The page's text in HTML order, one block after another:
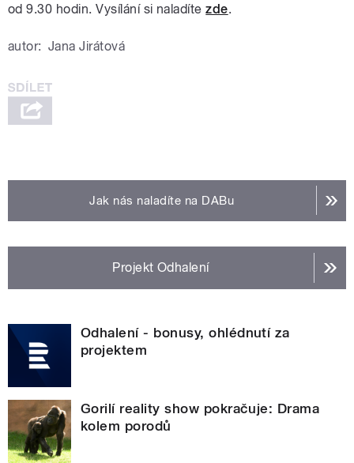
od 9.30 hodin. Vysílání si naladítezde.
autor: Jana Jirátová
Jak nás naladíte na DABu
Projekt Odhalení
Odhalení - bonusy, ohlédnutí za
projektem
Gorilí reality show pokračuje: Drama
kolem porodů